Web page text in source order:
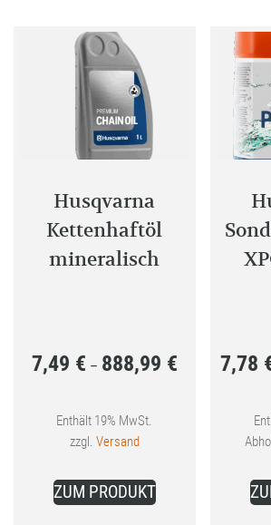
gewählt
Husqvarna
Kettenhaftöl
mineralisch
7,49 € – 888,99 €Preisspanne:
Enthält 19% MwSt.
zzgl. Versand
ZUM PRODUKTProdukt
7,78